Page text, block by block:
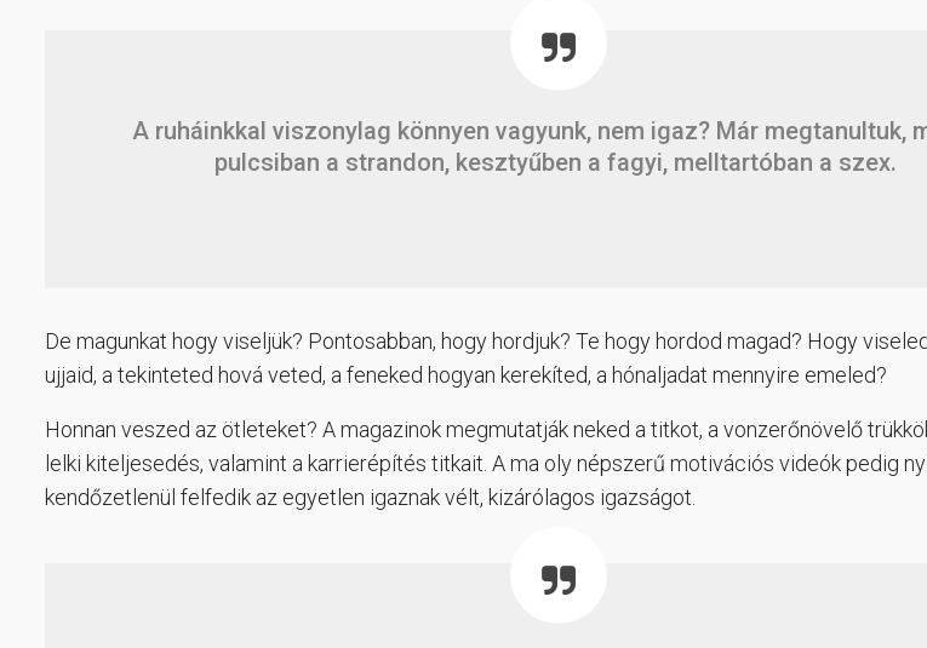
A ruháinkkal viszonylag könnyen vagyunk, nem igaz? Már megtanultuk,
pulcsiban a strandon, kesztyűben a fagyi, melltartóban a szex.
De magunkat hogy viseljük? Pontosabban, hogy hordjuk? Te hogy hordod magad? Hogy
ujjaid, a tekinteted hová veted, a feneked hogyan kerekíted, a hónaljadat mennyire emeled?
Honnan veszed az ötleteket? A magazinok megmutatják neked a titkot, a vonzerőnövelő
lelki kiteljesedés, valamint a karrierépítés titkait. A ma oly népszerű motivációs videók pedig
kendőzetlenül felfedik az egyetlen igaznak vélt, kizárólagos igazságot.